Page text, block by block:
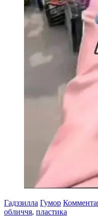
Гадззилла Гумор
обличчя, пластика